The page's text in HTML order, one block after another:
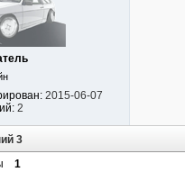
2015-06-07
2
3
1